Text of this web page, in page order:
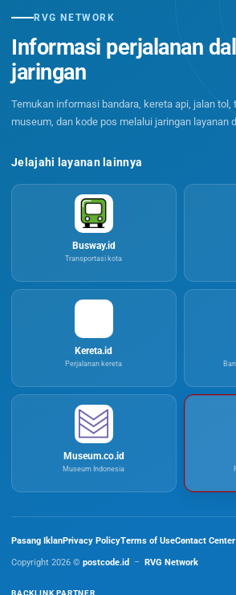
RVG NETWORK
Informasi perjalanan
jaringan
Temukan informasi bandara, kereta api, jalan tol,
museum, dan kode pos melalui jaringan layanan
Jelajahi layanan lainnya
Busway.id
Transportasi kota
Kereta.id
Perjalanan kereta
Museum.co.id
Museum Indonesia
Pasang IklanPrivacy PolicyTerms of UseContact Center
Copyright 2026 © postcode.id – RVG Network
BACKLINK PARTNER